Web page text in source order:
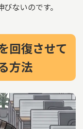
ないのです。
回復させて
方法